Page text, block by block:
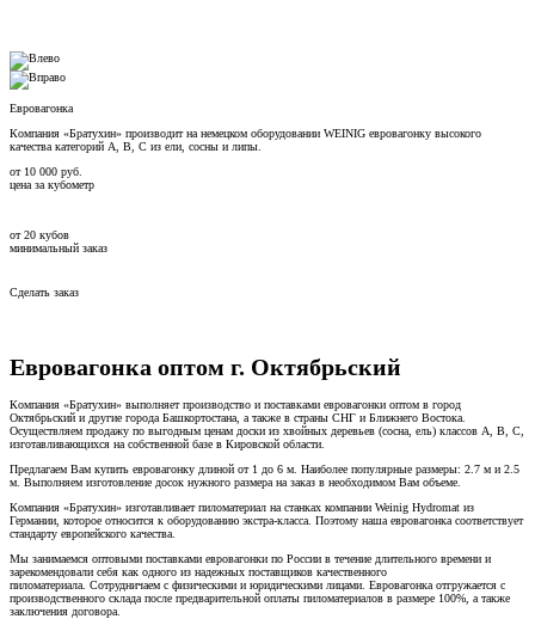
Евровагонка
Компания «Братухин» производит на немецком оборудовании WEINIG евровагонку высокого
качества категорий А, В, С из ели, сосны и липы.
от 10 000 руб.
цена за кубометр
от20 кубов
минимальный заказ
Сделать заказ
Евровагонка оптом г. Октябрьский
Компания «Братухин» выполняет производство и поставками евровагонки оптом в город
Октябрьский и другие города Башкортостана, а также в страны СНГ и Ближнего Востока.
Осуществляем продажу по выгодным ценам доски из хвойных деревьев (сосна, ель) классов А, В, С,
изготавливающихся на собственной базе в Кировской области.
Предлагаем Вам купить евровагонку длиной от 1 до 6 м. Наиболее популярные размеры: 2.7 м и 2.5
м. Выполняем изготовление досок нужного размера на заказ в необходимом Вам объеме.
Компания «Братухин» изготавливает пиломатериал на станках компании Weinig Hydromat из
Германии, которое относится к оборудованию экстра-класса. Поэтому наша евровагонка соответствует
стандарту европейского качества.
Мы занимаемся оптовыми поставками евровагонки по России в течение длительного времени и
зарекомендовали себя как одного из надежных поставщиков качественного
пиломатериала. Сотрудничаем с физическими и юридическими лицами. Евровагонка отгружается с
производственного склада после предварительной оплаты пиломатериалов в размере 100%, а также
заключения договора.